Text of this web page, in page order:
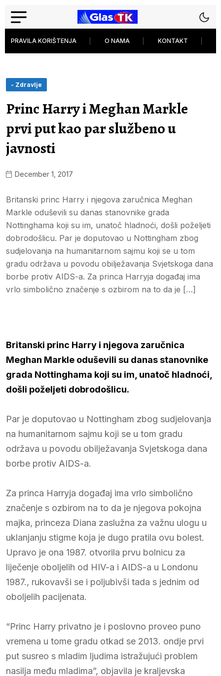
PRAVILA KORIŠTENJA O NAMA KONTAKT
- Zdravlje
Princ Harry i Meghan Markle
prvi put kao par službeno u
javnosti
December 1, 2017
Britanski princ Harry i njegova zaručnica Meghan
Markle oduševili su danas stanovnike grada
Nottinghama koji su im, unatoč hladnoći, došli poželjeti
dobrodošlicu. Par je doputovao u Nottingham zbog
sudjelovanja na humanitarnom sajmu koji se u tom
gradu održava u povodu obilježavanja Svjetskoga dana
borbe protiv AIDS-a. Za princa Harryja događaj ima
vrlo simbolično značenje s ozbirom na to da je […]
Britanski princ Harry i njegova zaručnica
Meghan Markle oduševili su danas stanovnike
grada Nottinghama koji su im, unatoč hladnoći,
došli poželjeti dobrodošlicu.
Par je doputovao u Nottingham zbog sudjelovanja
na humanitarnom sajmu koji se u tom gradu
održava u povodu obilježavanja Svjetskoga dana
borbe protiv AIDS-a.
Za princa Harryja događaj ima vrlo simbolično
značenje s ozbirom na to da je njegova pokojna
majka, princeza Diana zaslužna za važnu ulogu u
uklanjanju stigme koja je dugo pratila ovu bolest.
Upravo je ona 1987. otvorila prvu bolnicu za
liječenje oboljelih od HIV-a i AIDS-a u Londonu
1987., rukovavši se i poljubivši tada s jednim od
oboljelih pacijenata.
“Princ Harry privatno je i poslovno proveo puno
vremena u tome gradu otkad se 2013. ondje prvi
put susreo s mladim ljudima istražujući problem
nasilja među mladima”, objavila je kraljevska